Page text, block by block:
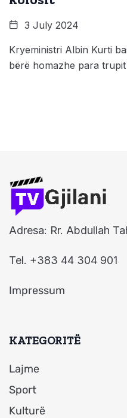
3 July 2024
Kryeministri Albin Kurti
bërë homazhe para
Adresa: Rr. Abdullah
Tel. +383 44 304 901
Impressum
KATEGORITË
Lajme
Sport
Kulturë